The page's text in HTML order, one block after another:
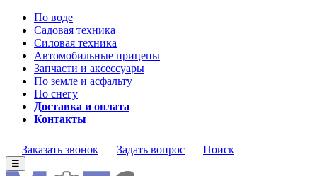
По воде
Садовая техника
Силовая техника
Автомобильные прицепы
Запчасти и аксессуары
По земле и асфальту
По снегу
Доставка и оплата
Контакты
Заказать звонок Задать вопрос Поиск
☰